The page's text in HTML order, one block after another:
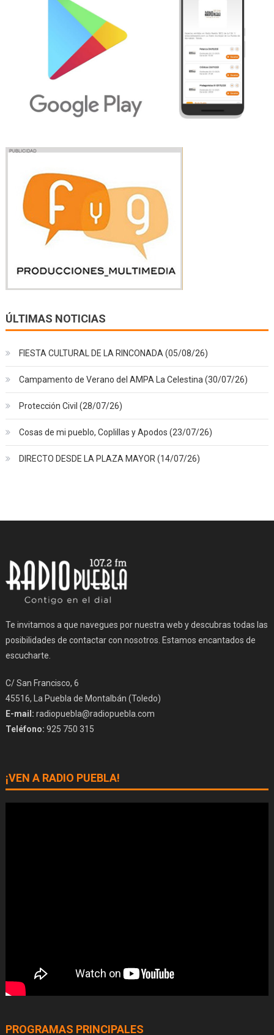
ÚLTIMAS NOTICIAS
FIESTA CULTURAL DE LA RINCONADA (05/08/26)
Campamento de Verano del AMPA La Celestina (30/07/26)
Protección Civil (28/07/26)
Cosas de mi pueblo, Coplillas y Apodos (23/07/26)
DIRECTO DESDE LA PLAZA MAYOR (14/07/26)
Te invitamos a que navegues por nuestra web y descubras todas las
posibilidades de contactar con nosotros. Estamos encantados de
escucharte.
C/ San Francisco, 6
45516, La Puebla de Montalbán (Toledo)
E-mail: radiopuebla@radiopuebla.com
Teléfono: 925 750 315
¡VEN A RADIO PUEBLA!
PROGRAMAS PRINCIPALES